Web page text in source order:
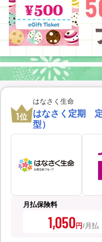
1位
はなさく生命
はなさく定期
型）
月払保険料
1,050円